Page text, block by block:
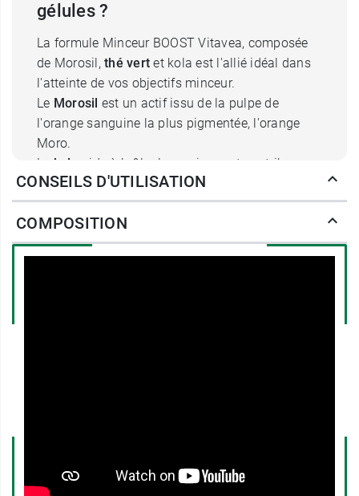
gélules ?
La formule Minceur BOOST Vitavea, composée
de Morosil, thé vert et kola est l'allié idéal dans
l'atteinte de vos objectifs minceur.
Le Morosil est un actif issu de la pulpe de
l'orange sanguine la plus pigmentée, l'orange
Moro.
Le kola
aide à brûler les graisses et contribue au
contrôle du poids corporel.
Poids net : 25,6 g
France
02 51 09 08 00
CONSEILS D'UTILISATION
COMPOSITION